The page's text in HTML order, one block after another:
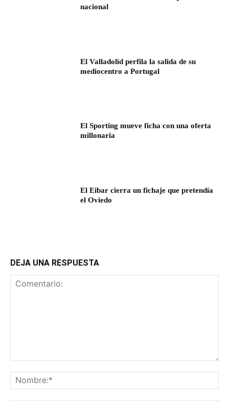
nacional
El Valladolid perfila la salida de su
mediocentro a Portugal
El Sporting mueve ficha con una oferta
millonaria
El Eibar cierra un fichaje que pretendía
el Oviedo
DEJA UNA RESPUESTA